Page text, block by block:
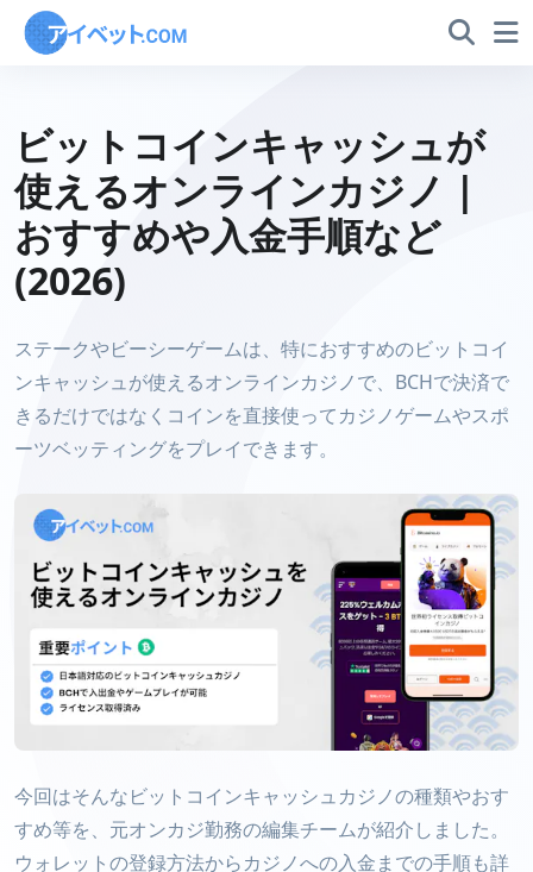
ビットコインキャッシュが
使えるオンラインカジノ |
おすすめや入金手順など
(2026)
ステークやビーシーゲームは、特におすすめのビットコイ
ンキャッシュが使えるオンラインカジノで、BCHで決済で
きるだけではなくコインを直接使ってカジノゲームやスポ
ーツベッティングをプレイできます。
今回はそんなビットコインキャッシュカジノの種類やおす
すめ等を、元オンカジ勤務の編集チームが紹介しました。
ウォレットの登録方法からカジノへの入金までの手順も詳